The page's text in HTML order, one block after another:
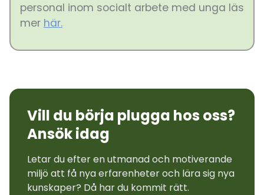
personal inom socialt arbete med unga läs
mer här.
Vill du börja plugga hos oss?
Ansök idag
Letar du efter en utmanad och motiverande
miljö att få nya erfarenheter och lära sig nya
kunskaper? Då har du kommit rätt.